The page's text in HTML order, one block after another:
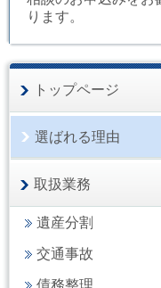
ります。
トップページ
選ばれる理由
取扱業務
遺産分割
交通事故